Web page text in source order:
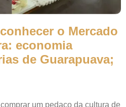
o Mercado
economia
de Guarapuava;
um pedaço da cultura de